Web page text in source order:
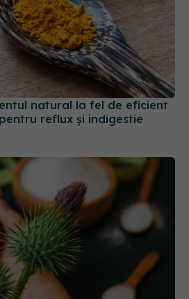
natural la fel de eficient
reflux și indigestie
și ajută digestia